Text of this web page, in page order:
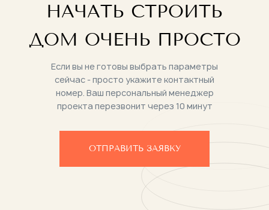
НАЧАТЬ СТРОИТЬ
ДОМ ОЧЕНЬ ПРОСТО
Если вы не готовы выбрать параметры
сейчас - просто укажите контактный
номер. Ваш персональный менеджер
проекта перезвонит через 10 минут
ОТПРАВИТЬ ЗАЯВКУ